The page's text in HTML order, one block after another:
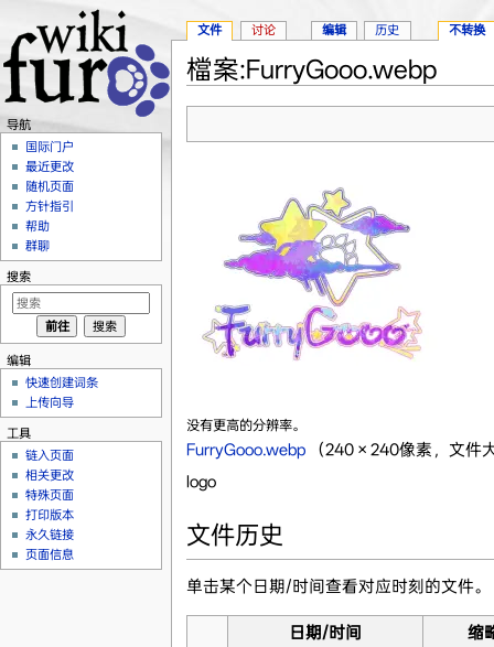
檔案:FurryGooo.webp
没有更高的分辨率。
FurryGooo.webp‎
（240 × 240像素，文件
logo
文件历史
单击某个日期/时间查看对应时刻的文件。
日期/时间
缩
文件 讨论 编辑 历史 不转换
导航
国际门户
最近更改
随机页面
方针指引
帮助
群聊
搜索
编辑
快速创建词条
上传向导
工具
链入页面
相关更改
特殊页面
打印版本
永久链接
页面信息